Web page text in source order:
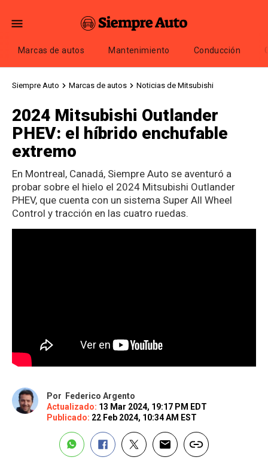
Marcas de autos Mantenimiento Conducción
Siempre Auto Marcas de autos Noticias de Mitsubishi
2024 Mitsubishi Outlander
PHEV: el híbrido enchufable
extremo
En Montreal, Canadá, Siempre Auto se aventuró a
probar sobre el hielo el 2024 Mitsubishi Outlander
PHEV, que cuenta con un sistema Super All Wheel
Control y tracción en las cuatro ruedas.
Por Federico Argento
Actualizado: 13 Mar 2024, 19:17 PM EDT
Publicado: 22 Feb 2024, 10:34 AM EST